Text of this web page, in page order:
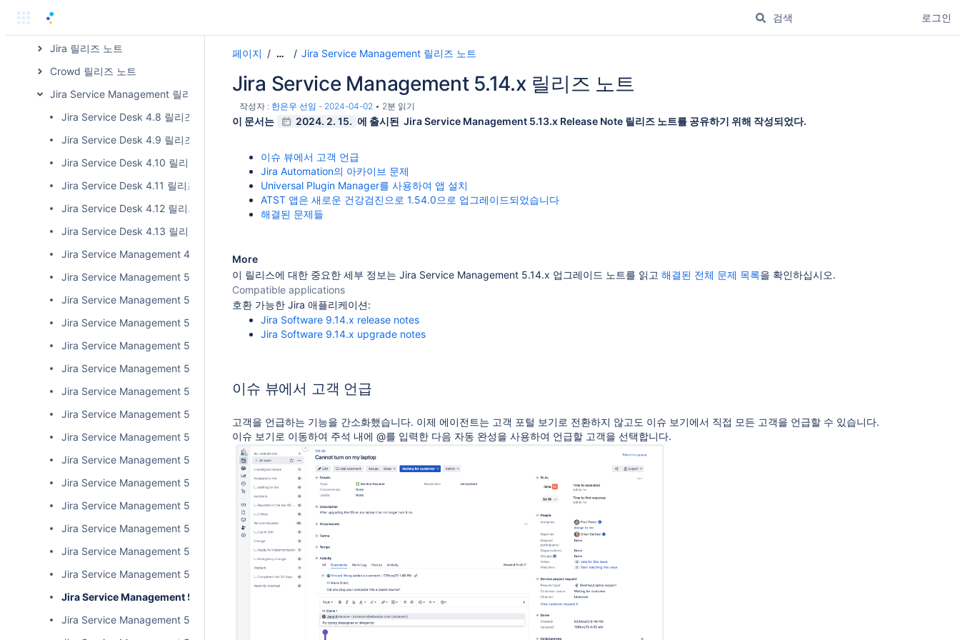
로그인
Bamboo 릴리즈 노트
Jira 릴리즈 노트
Crowd 릴리즈 노트
Jira Service Management 릴리즈 노트
Jira Service Desk 4.8 릴리즈 노트
Jira Service Desk 4.9 릴리즈 노트
Jira Service Desk 4.10 릴리즈 노트
Jira Service Desk 4.11 릴리즈 노트
Jira Service Desk 4.12 릴리즈 노트
Jira Service Desk 4.13 릴리즈 노트
Jira Service Management 4.14 릴리즈 노트
Jira Service Management 5.0.x 릴리즈 노트
Jira Service Management 5.1.x 릴리즈 노트
Jira Service Management 5.2.x 릴리즈 노트
Jira Service Management 5.3.x 릴리즈 노트
Jira Service Management 5.4.x(LTS) 릴리즈 노트
Jira Service Management 5.5.x 릴리즈 노트
Jira Service Management 5.6.x 릴리즈 노트
Jira Service Management 5.7.x 릴리즈 노트
Jira Service Management 5.8.x 릴리즈 노트
Jira Service Management 5.9.x 릴리즈 노트
Jira Service Management 5.10.x 릴리즈 노트
Jira Service Management 5.11.x 릴리즈 노트
Jira Service Management 5.12.x 릴리즈 노트
Jira Service Management 5.13.x 릴리즈 노트
Jira Service Management 5.14.x 릴리즈 노트
Jira Service Management 5.15.x 릴리즈 노트
페이지 … Jira Service Management 릴리즈 노트
Jira Service Management 5.14.x 릴리즈 노트
작성자 : 한은우 선임 - 2024-04-02 2분 읽기
이 문서는 2024. 2. 15. 에 출시된 Jira Service Management 5.13.x Release Note 릴리즈 노트를 공유하기 위해 작성되었다.
이슈 뷰에서 고객 언급
Jira Automation의 아카이브 문제
Universal Plugin Manager를 사용하여 앱 설치
ATST 앱은 새로운 건강검진으로 1.54.0으로 업그레이드되었습니다
해결된 문제들
More
이 릴리스에 대한 중요한 세부 정보는 Jira Service Management 5.14.x 업그레이드 노트를 읽고 해결된 전체 문제 목록을 확인하십시오.
Compatible applications
호환 가능한 Jira 애플리케이션:
Jira Software 9.14.x release notes
Jira Software 9.14.x upgrade notes
이슈 뷰에서 고객 언급
고객을 언급하는 기능을 간소화했습니다. 이제 에이전트는 고객 포털 보기로 전환하지 않고도 이슈 보기에서 직접 모든 고객을 언급할 수 있습니다.
이슈 보기로 이동하여 주석 내에 @를 입력한 다음 자동 완성을 사용하여 언급할 고객을 선택합니다.